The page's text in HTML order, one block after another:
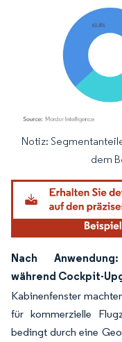
Bild © Mordor Intelligence.
Notiz:
dem
Nach
während Cockpit-
Kabinenfenster
für kommerzielle
bedingt durch eine